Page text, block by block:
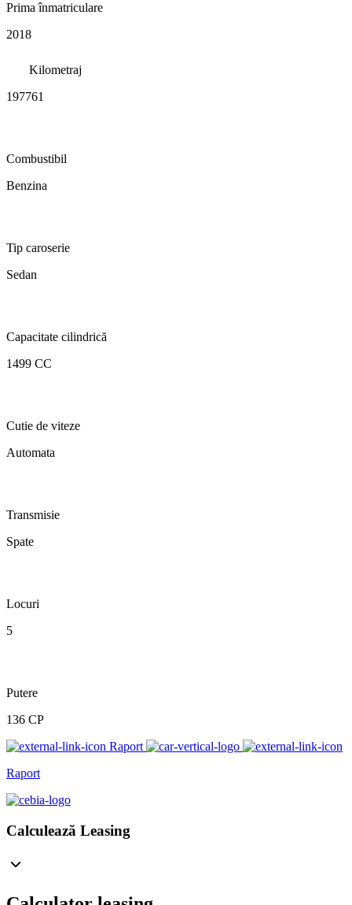
Prima înmatriculare
2018
Kilometraj
197761
Combustibil
Benzina
Tip caroserie
Sedan
Capacitate cilindrică
1499 CC
Cutie de viteze
Automata
Transmisie
Spate
Locuri
5
Putere
136 CP
Raport
Raport
Calculează Leasing